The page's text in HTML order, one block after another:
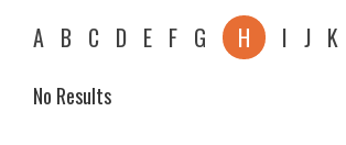
A B C D E F G H I J K
No Results